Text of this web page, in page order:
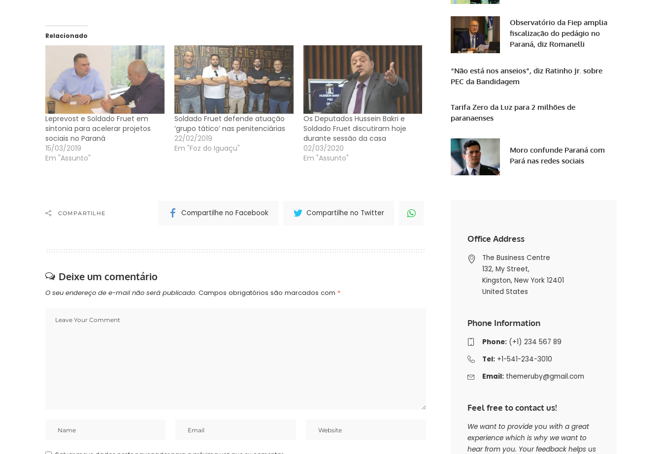
Relacionado
Leprevost e Soldado Fruet em
sintonia para acelerar projetos
sociais no Paraná
15/03/2019
Em "Assunto"
Soldado Fruet defende atuação
‘grupo tático’ nas penitenciárias
22/02/2019
Em "Foz do Iguaçu"
Os Deputados Hussein Bakri e
Soldado Fruet discutiram hoje
durante sessão da casa
02/03/2020
Em "Assunto"
COMPARTILHE Compartilhe no Facebook Compartilhe no Twitter
Deixe um comentário
O seu endereço de e-mail não será publicado. Campos obrigatórios são marcados com *
Observatório da Fiep amplia
fiscalização do pedágio no
Paraná, diz Romanelli
“Não está nos anseios”, diz Ratinho Jr. sobre
PEC da Bandidagem
Tarifa Zero da Luz para 2 milhões de
paranaenses
Moro confunde Paraná com
Pará nas redes sociais
Office Address
The Business Centre
132, My Street,
Kingston, New York 12401
United States
Phone Information
Phone:(+1) 234 567 89
Tel:+1-541-234-3010
Email: themeruby@gmail.com
Feel free to contact us!
We want to provide you with a great
experience which is why we want to
hear from you. Your feedback helps us